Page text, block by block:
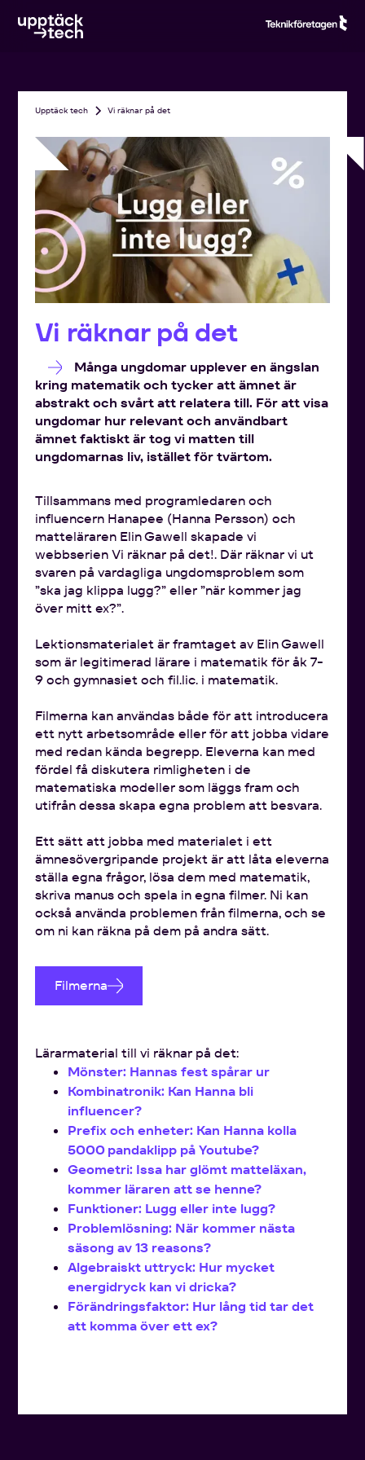
Upptäck tech Vi räknar på det
Vi räknar på det
Många ungdomar upplever en ängslan
kring matematik och tycker att ämnet är
abstrakt och svårt att relatera till. För att visa
ungdomar hur relevant och användbart
ämnet faktiskt är tog vi matten till
ungdomarnas liv, istället för tvärtom.
Tillsammans med programledaren och
influencern Hanapee (Hanna Persson) och
matteläraren Elin Gawell skapade vi
webbserien Vi räknar på det!. Där räknar vi ut
svaren på vardagliga ungdomsproblem som
”ska jag klippa lugg?” eller ”när kommer jag
över mitt ex?”.
Lektionsmaterialet är framtaget av Elin Gawell
som är legitimerad lärare i matematik för åk 7-
9 och gymnasiet och fil.lic. i matematik.
Filmerna kan användas både för att introducera
ett nytt arbetsområde eller för att jobba vidare
med redan kända begrepp. Eleverna kan med
fördel få diskutera rimligheten i de
matematiska modeller som läggs fram och
utifrån dessa skapa egna problem att besvara.
Ett sätt att jobba med materialet i ett
ämnesövergripande projekt är att låta eleverna
ställa egna frågor, lösa dem med matematik,
skriva manus och spela in egna filmer. Ni kan
också använda problemen från filmerna, och se
om ni kan räkna på dem på andra sätt.
Filmerna
Lärarmaterial till vi räknar på det:
Mönster: Hannas fest spårar ur
Kombinatronik: Kan Hanna bli
influencer?
Prefix och enheter: Kan Hanna kolla
5000 pandaklipp på Youtube?
Geometri: Issa har glömt matteläxan,
kommer läraren att se henne?
Funktioner: Lugg eller inte lugg?
Problemlösning: När kommer nästa
säsong av 13 reasons?
Algebraiskt uttryck: Hur mycket
energidryck kan vi dricka?
Förändringsfaktor: Hur lång tid tar det
att komma över ett ex?